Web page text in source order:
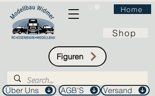
Home
Shop
Figuren
Über Uns AGB'S
Versand